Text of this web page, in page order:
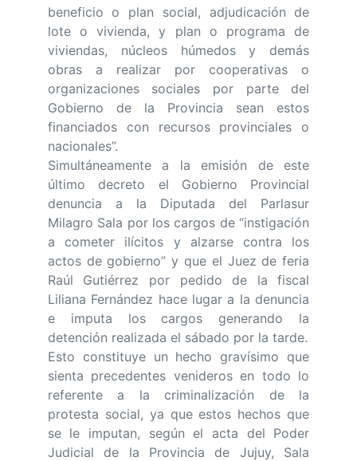
beneficio o plan social, adjudicación de
lote o vivienda, y plan o programa de
viviendas, núcleos húmedos y demás
obras a realizar por cooperativas o
organizaciones sociales por parte del
Gobierno de la Provincia sean estos
financiados con recursos provinciales o
nacionales”.
Simultáneamente a la emisión de este
último decreto el Gobierno Provincial
denuncia a la Diputada del Parlasur
Milagro Sala por los cargos de “instigación
a cometer ilícitos y alzarse contra los
actos de gobierno” y que el Juez de feria
Raúl Gutiérrez por pedido de la fiscal
Liliana Fernández hace lugar a la denuncia
e imputa los cargos generando la
detención realizada el sábado por la tarde.
Esto constituye un hecho gravísimo que
sienta precedentes venideros en todo lo
referente a la criminalización de la
protesta social, ya que estos hechos que
se le imputan, según el acta del Poder
Judicial de la Provincia de Jujuy, Sala